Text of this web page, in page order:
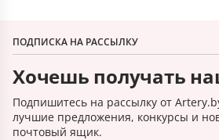
ПОДПИСКА НА РАССЫЛКУ
Хочешь получать
Подпишитесь на рассылку от
лучшие предложения, конкурсы и
почтовый ящик.